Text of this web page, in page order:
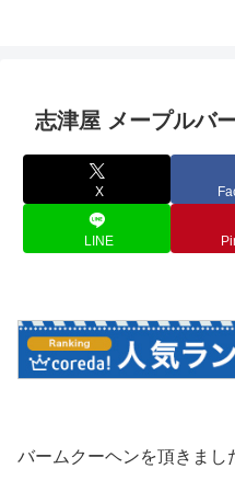
志津屋 メープルバ
X
LINE
バームクーヘンを頂きまし